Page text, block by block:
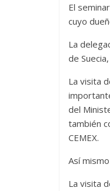
El
cuyo
La
de
La visita
del
también
CEMEX.
Así
La visita